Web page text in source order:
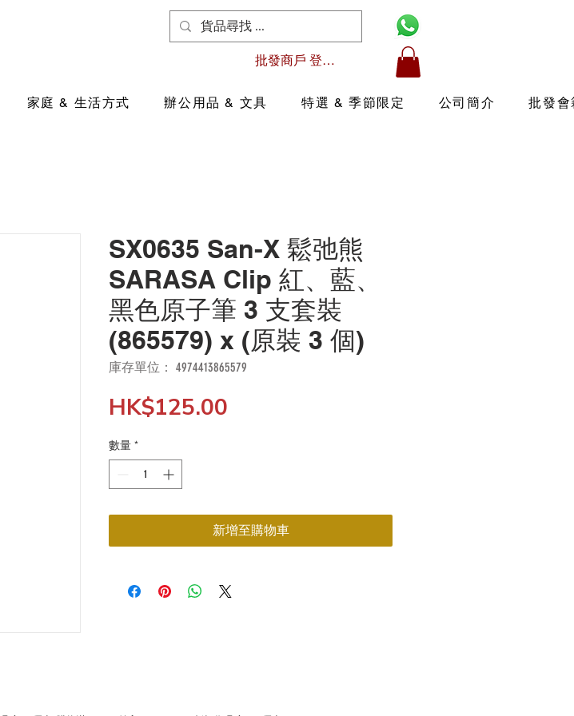
批發商戶 登入/註冊
家庭 & 生活方式 辦公用品 & 文具 特選 & 季節限定 公司簡介 批發會
SX0635 San-X 鬆弛熊
SARASA Clip 紅、藍、
黑色原子筆 3 支套裝
(865579) x (原裝 3 個)
庫存單位： 4974413865579
HK$125.00
數量 *
新增至購物車